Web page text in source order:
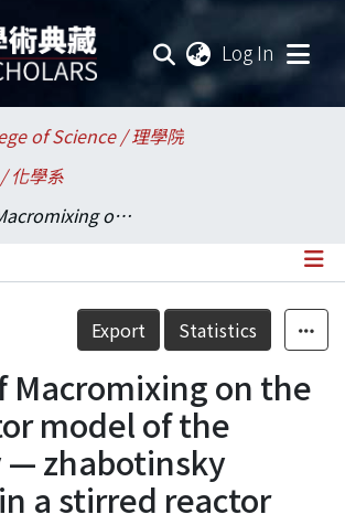
Log In
Collections
of Science / 理學院
化學系
Effects of Macromixing on the oregonator model of the belousov — zhabotinsky reaction in a stirred reactor
Details
Export Statistics
Macromixing on the
model of the
— zhabotinsky
a stirred reactor